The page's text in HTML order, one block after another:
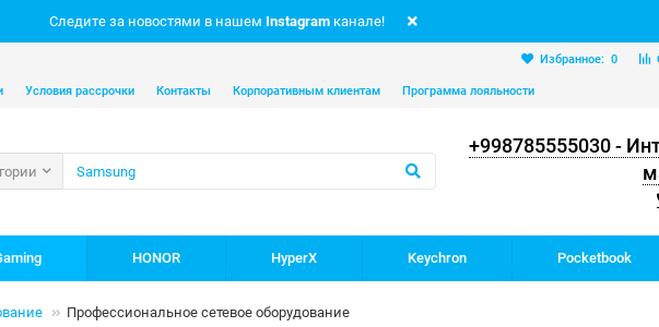
Следите за новостями в нашем Instagram канале!
Избранное: 0
Условия рассрочки Контакты Корпоративным клиентам Программа лояльности
+998785555030 -
HONOR HyperX Keychron Pocketbook
Профессиональное сетевое оборудование